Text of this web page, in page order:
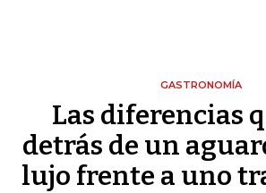
GASTRONOMÍA
Las diferencias
detrás de un
lujo frente a uno